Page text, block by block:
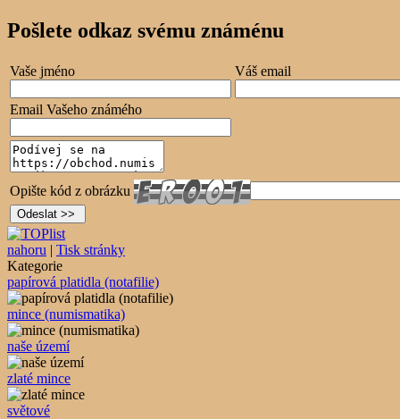
Pošlete odkaz svému známénu
Vaše jméno Váš email
Email Vašeho známého
Opište kód z obrázku
nahoru | Tisk stránky
Kategorie
papírová platidla (notafilie)
mince (numismatika)
naše území
zlaté mince
světové